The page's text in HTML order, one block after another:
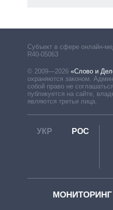
Субъект в сфере онлайн-
R40-05063
© 2009—2026 «Слово и
охраняются законом.
собой право не
публикуется на сайте,
являются третьи лица.
УКР РОС
МОНИТОРИНГ